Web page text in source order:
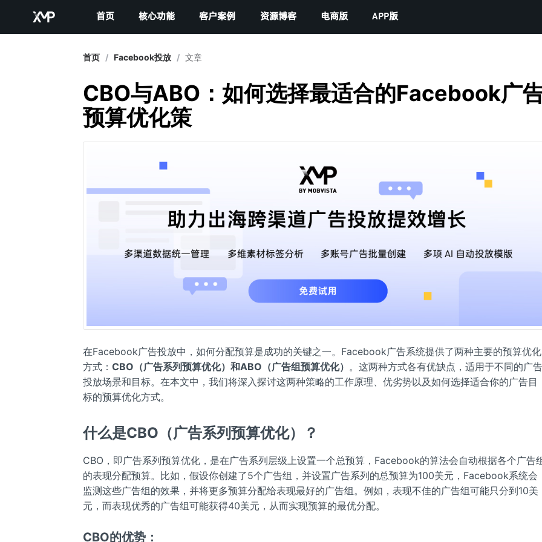
首页 核心功能 客户案例 资源博客 电商版 APP版
首页 / Facebook投放 / 文章
CBO与ABO：如何选择最适合的Facebook广
预算优化策
在Facebook广告投放中，如何分配预算是成功的关键之一。Facebook广告系统提供了两种主要的预算优化
方式： CBO（广告系列预算优化） 和ABO（广告组预算优化） 。这两种方式各有优缺点，适用于不同的广告
投放场景和目标。在本文中，我们将深入探讨这两种策略的工作原理、优劣势以及如何选择适合你的广告目
标的预算优化方式。
什么是CBO（广告系列预算优化）？
CBO，即广告系列预算优化，是在广告系列层级上设置一个总预算，Facebook的算法会自动根据各个广告
的表现分配预算。比如，假设你创建了5个广告组，并设置广告系列的总预算为100美元，Facebook系统会
监测这些广告组的效果，并将更多预算分配给表现最好的广告组。例如，表现不佳的广告组可能只分到10美
元，而表现优秀的广告组可能获得40美元，从而实现预算的最优分配。
CBO的优势：